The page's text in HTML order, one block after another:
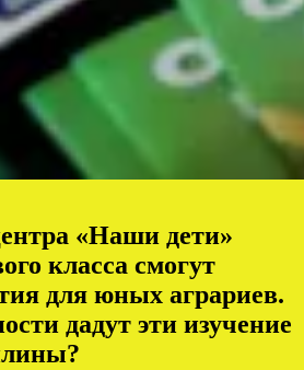
«Наши дети»
класса смогут
для юных аграриев.
дадут эти изучение